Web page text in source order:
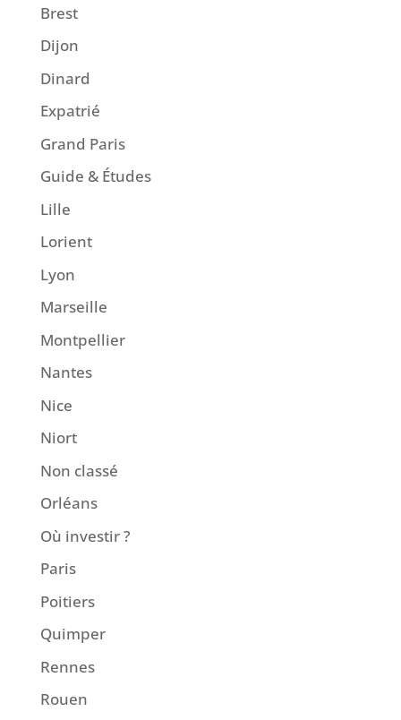
Brest
Dijon
Dinard
Expatrié
Grand Paris
Guide & Études
Lille
Lorient
Lyon
Marseille
Montpellier
Nantes
Nice
Niort
Non classé
Orléans
Où investir ?
Paris
Poitiers
Quimper
Rennes
Rouen